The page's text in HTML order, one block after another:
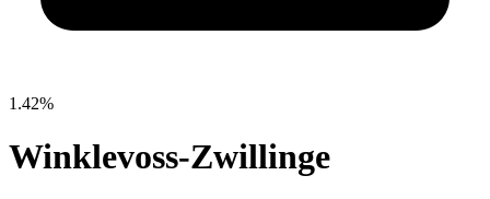
1.42%
Winklevoss-Zwillinge